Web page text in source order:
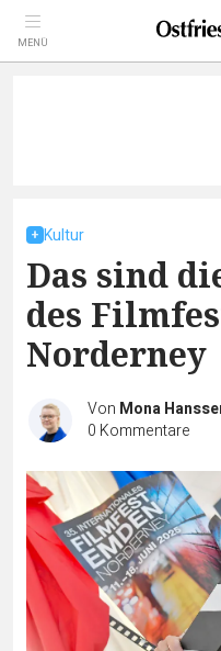
MENÜ
Kultur
Das sind
des
Norderney
Von Mona
0 Kommentare